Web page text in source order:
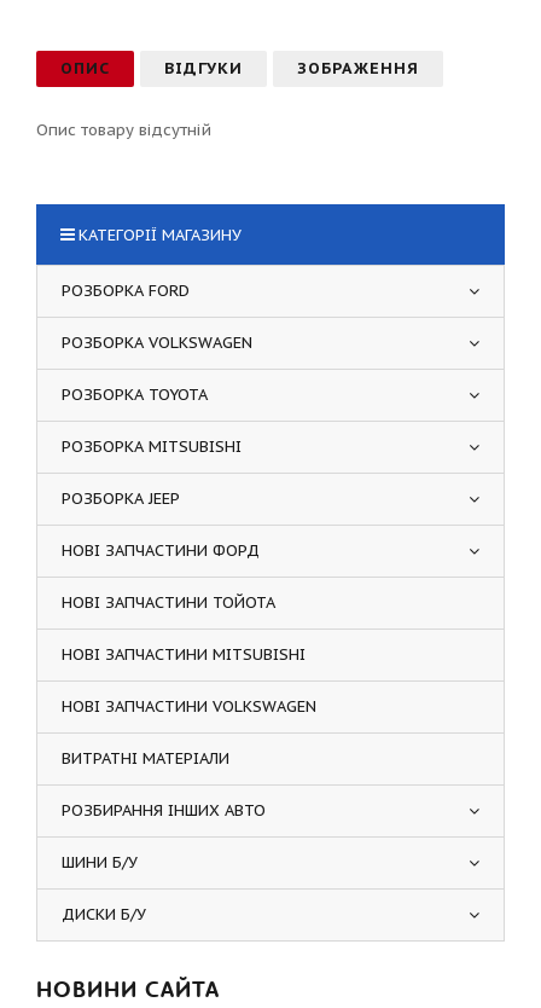
ОПИС ВІДГУКИ ЗОБРАЖЕННЯ
Опис товару відсутній
КАТЕГОРІЇ МАГАЗИНУ
РОЗБОРКА FORD
РОЗБОРКА VOLKSWAGEN
РОЗБОРКА TOYOTA
РОЗБОРКА MITSUBISHI
РОЗБОРКА JEEP
НОВІ ЗАПЧАСТИНИ ФОРД
НОВІ ЗАПЧАСТИНИ ТОЙОТА
НОВІ ЗАПЧАСТИНИ MITSUBISHI
НОВІ ЗАПЧАСТИНИ VOLKSWAGEN
ВИТРАТНІ МАТЕРІАЛИ
РОЗБИРАННЯ ІНШИХ АВТО
ШИНИ Б/У
ДИСКИ Б/У
НОВИНИ САЙТА